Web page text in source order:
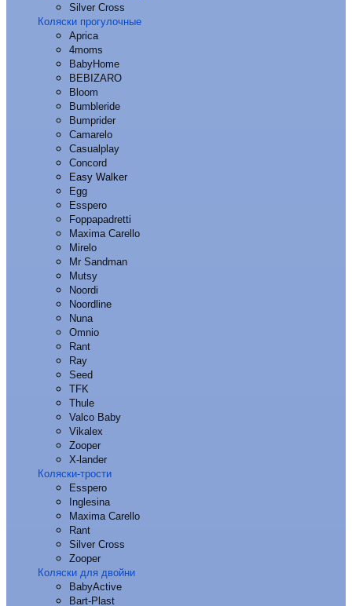
Silver Cross
Коляски прогулочные
Aprica
4moms
BabyHome
BEBIZARO
Bloom
Bumbleride
Bumprider
Camarelo
Casualplay
Concord
Easy Walker
Egg
Esspero
Foppapadretti
Maxima Carello
Mirelo
Mr Sandman
Mutsy
Noordi
Noordline
Nuna
Omnio
Rant
Ray
Seed
TFK
Thule
Valco Baby
Vikalex
Zooper
X-lander
Коляски-трости
Esspero
Inglesina
Maxima Carello
Rant
Silver Cross
Zooper
Коляски для двойни
BabyActive
Bart-Plast